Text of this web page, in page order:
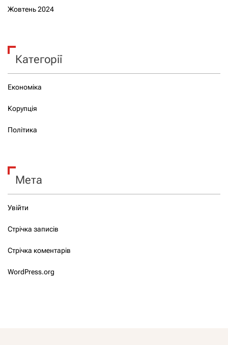
Жовтень 2024
Категорії
Економіка
Корупція
Політика
Мета
Увійти
Стрічка записів
Стрічка коментарів
WordPress.org